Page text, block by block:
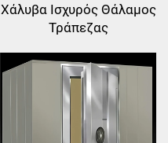
Χάλυβα Ισχυρός Θάλαμος
Τράπεζας